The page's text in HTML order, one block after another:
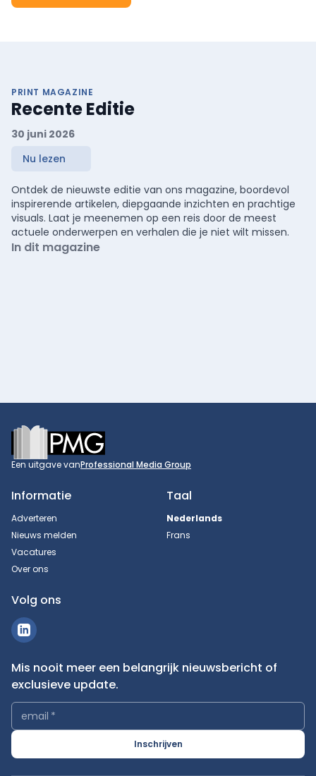
PRINT MAGAZINE
Recente Editie
30 juni 2026
Nu lezen
Ontdek de nieuwste editie van ons magazine, boordevol
inspirerende artikelen, diepgaande inzichten en prachtige
visuals. Laat je meenemen op een reis door de meest
actuele onderwerpen en verhalen die je niet wilt missen.
In dit magazine
Footer
Een uitgave vanProfessional Media Group
Informatie
Adverteren
Nieuws melden
Vacatures
Over ons
Taal
Nederlands
Frans
Volg ons
Mis nooit meer een belangrijk nieuwsbericht of
exclusieve update.
email *
Inschrijven